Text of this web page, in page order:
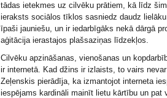
tādas ietekmes uz cilvēku prātiem, kā līdz
ieraksts sociālos tīklos sasniedz daudz
īpaši jauniešu, un ir iedarbīgāks nekā dārgā
aģitācija ierastajos plašsaziņas līdzekļos.
Cilvēku apzināšanas, vienošanas un
ir internetā. Kad džins ir izlaists, to vairs
Zeļenskis pierādīja, ka izmantojot interneta
iespējams kardināli mainīt lietu kārtību un pat